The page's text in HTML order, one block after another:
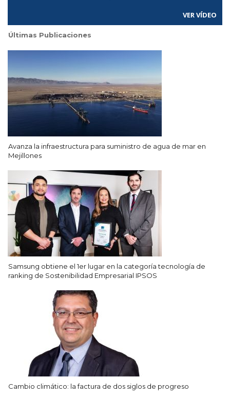
VER VÍDEO
Últimas Publicaciones
Avanza la infraestructura para suministro de agua de mar en
Mejillones
Samsung obtiene el 1er lugar en la categoría tecnología de
ranking de Sostenibilidad Empresarial IPSOS
Cambio climático: la factura de dos siglos de progreso